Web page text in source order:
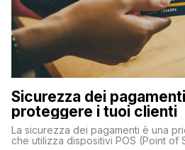
Sicurezza dei
proteggere i tuoi clienti
La sicurezza dei pagamenti è una
che utilizza dispositivi POS (Point of